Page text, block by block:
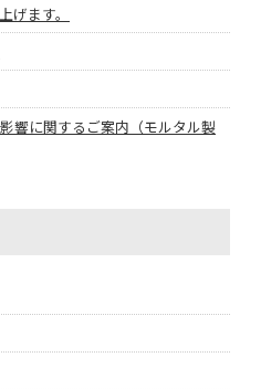
げます。
響に関するご案内（モルタル製